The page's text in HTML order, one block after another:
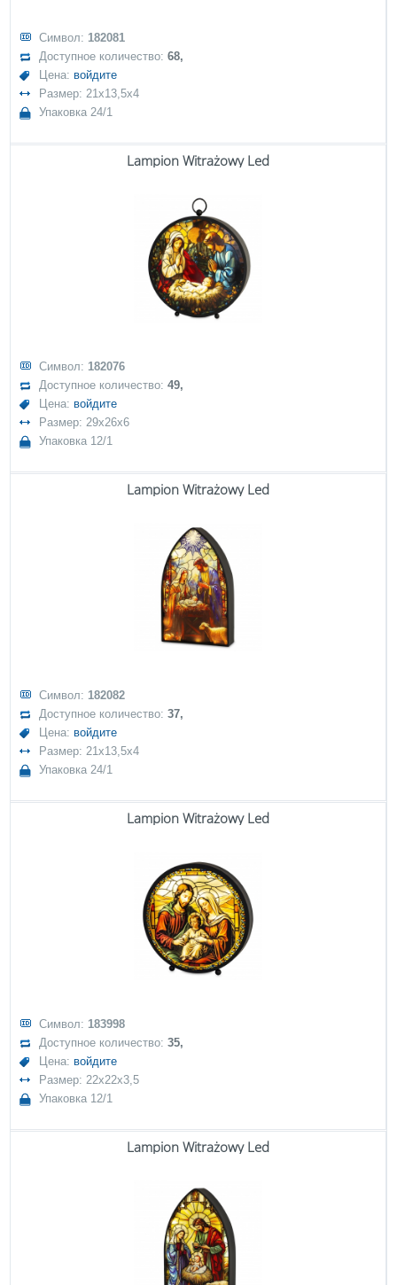
Символ: 182081
Доступное количество:68,
Цена: войдите
Размер: 21x13,5x4
Упаковка 24/1
Lampion Witrażowy Led
Символ: 182076
Доступное количество:49,
Цена: войдите
Размер: 29x26x6
Упаковка 12/1
Lampion Witrażowy Led
Символ: 182082
Доступное количество:37,
Цена: войдите
Размер: 21x13,5x4
Упаковка 24/1
Lampion Witrażowy Led
Символ: 183998
Доступное количество:35,
Цена: войдите
Размер: 22x22x3,5
Упаковка 12/1
Lampion Witrażowy Led